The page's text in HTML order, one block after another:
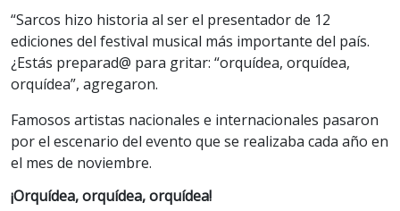
“Sarcos hizo historia al ser el presentador de 12
ediciones del festival musical más importante del país.
¿Estás preparad@ para gritar: “orquídea, orquídea,
orquídea”, agregaron.
Famosos artistas nacionales e internacionales pasaron
por el escenario del evento que se realizaba cada año en
el mes de noviembre.
¡Orquídea, orquídea, orquídea!